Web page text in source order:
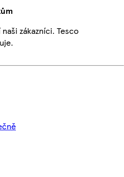
zákazníci. Tesco